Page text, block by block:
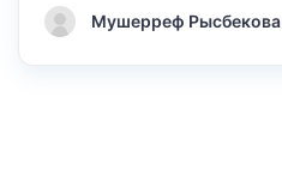
Мушерреф Рысбекова